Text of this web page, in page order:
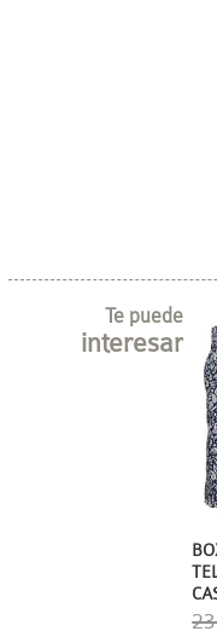
Te puede
interesar